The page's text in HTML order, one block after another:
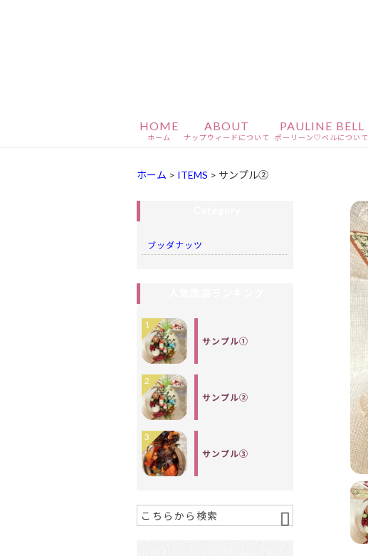
HOME
ホーム
ABOUT
ナップウィードについて
PAULINE BELL
ポーリーン♡ベルについて
ホーム > ITEMS > サンプル②
ブッダナッツ
サンプル①
1
サンプル②
2
サンプル③
3